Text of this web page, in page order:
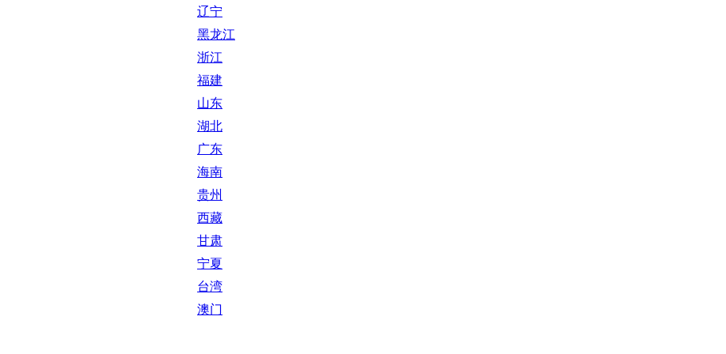
辽宁
黑龙江
浙江
福建
山东
湖北
广东
海南
贵州
西藏
甘肃
宁夏
台湾
澳门